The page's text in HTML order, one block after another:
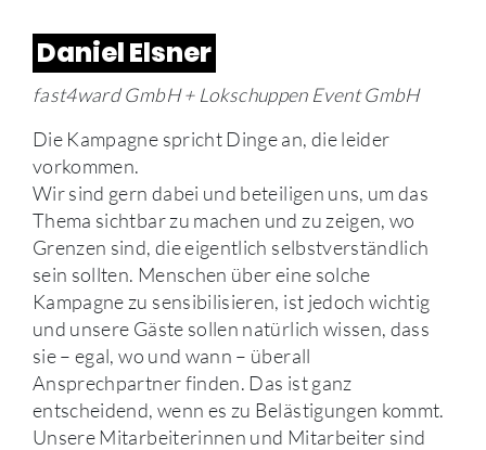
Daniel Elsner
fast4ward GmbH + Lokschuppen Event GmbH
Die Kampagne spricht Dinge an, die leider
vorkommen.
Wir sind gern dabei und beteiligen uns, um das
Thema sichtbar zu machen und zu zeigen, wo
Grenzen sind, die eigentlich selbstverständlich
sein sollten. Menschen über eine solche
Kampagne zu sensibilisieren, ist jedoch wichtig
und unsere Gäste sollen natürlich wissen, dass
sie – egal, wo und wann – überall
Ansprechpartner finden. Das ist ganz
entscheidend, wenn es zu Belästigungen kommt.
Unsere Mitarbeiterinnen und Mitarbeiter sind